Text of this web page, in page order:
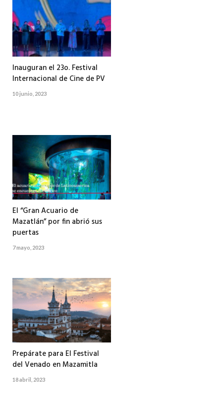
Inauguran el 23o. Festival
Internacional de Cine de PV
10 junio, 2023
El “Gran Acuario de
Mazatlán” por fin abrió sus
puertas
7 mayo, 2023
Prepárate para El Festival
del Venado en Mazamitla
18 abril, 2023